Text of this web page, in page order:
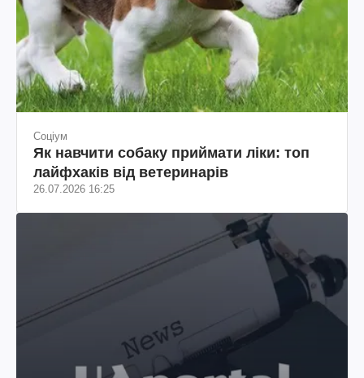
Соціум
Як навчити собаку приймати ліки: топ
лайфхаків від ветеринарів
26.07.2026 16:25